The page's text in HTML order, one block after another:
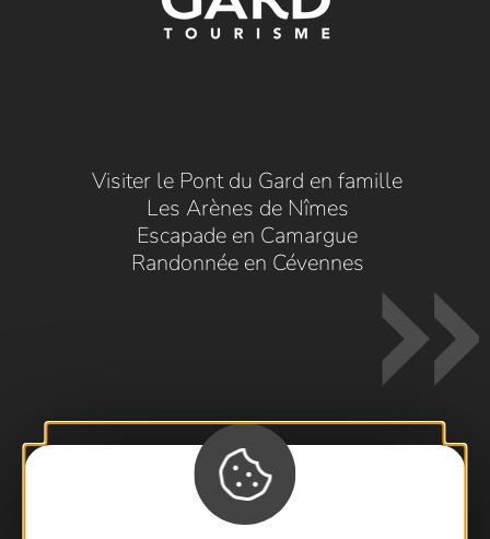
Visiter le Pont du Gard en famille
Les Arènes de Nîmes
Escapade en Camargue
Randonnée en Cévennes
Contactez-nous !
Foire aux questions